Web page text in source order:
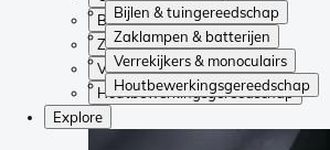
Bijlen & tuingereedschap
Zaklampen & batterijen
Verrekijkers & monoculairs
Houtbewerkingsgereedschap
Bijlen & tuingereedschap
Zaklampen & batterijen
Verrekijkers & monoculairs
Houtbewerkingsgereedschap
Explore